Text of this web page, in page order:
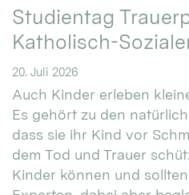
Studientag
Katholisch-
20. Juli 2026
Auch Kinder erleben
Es gehört zu den
dass sie ihr Kind vor
dem Tod und Trauer
Kinder können und